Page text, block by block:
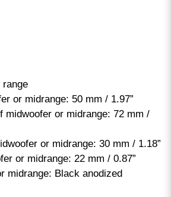
range
or midrange: 50 mm / 1.97”
midwoofer or midrange: 72 mm /
or midrange: 30 mm / 1.18”
or midrange: 22 mm / 0.87”
midrange: Black anodized